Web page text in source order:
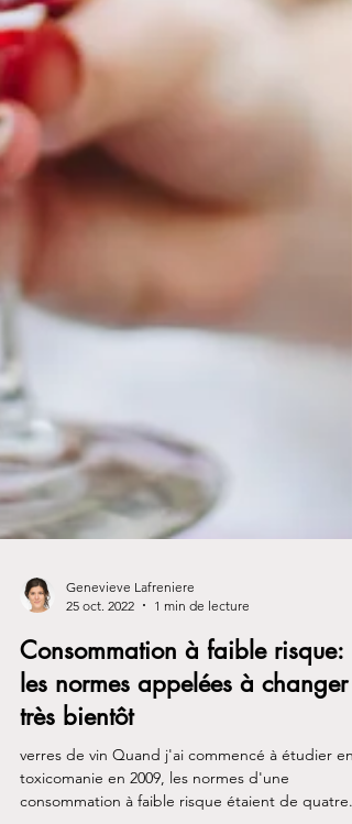
1 min de lecture
Consommation à faible risque:
les normes appelées à changer
très bientôt
verres de vin Quand j'ai commencé à étudier en
toxicomanie en 2009, les normes d'une